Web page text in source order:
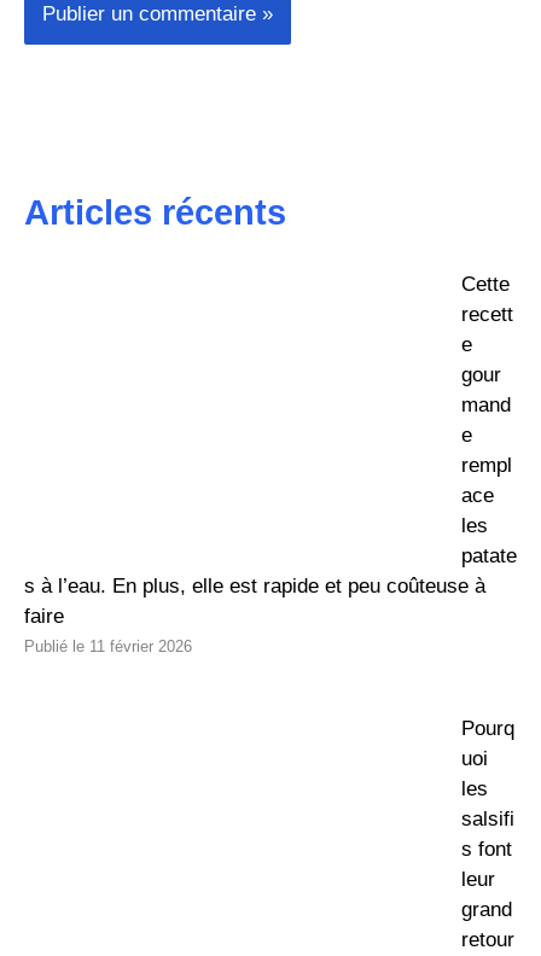
Articles récents
Cette
recett
e
gour
mand
e
rempl
ace
les
patate
s à l’eau. En plus, elle est rapide et peu coûteuse à
faire
11 février 2026
Pourq
uoi
les
salsifi
s font
leur
grand
retour